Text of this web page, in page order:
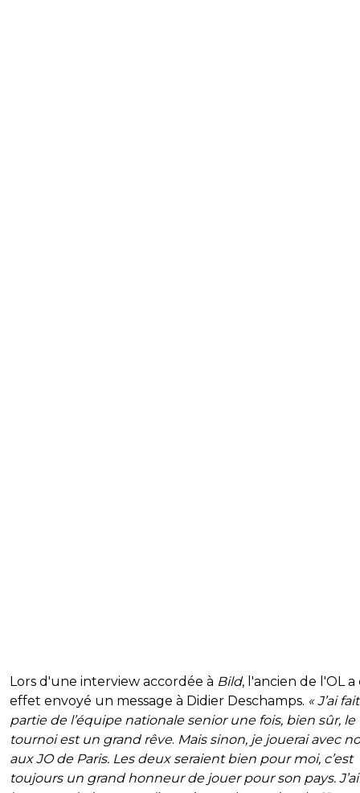
Lors d'une interview accordée à Bild, l'ancien de l'OL a
effet envoyé un message à Didier Deschamps. « J’ai fait
partie de l’équipe nationale senior une fois, bien sûr, le
tournoi est un grand rêve. Mais sinon, je jouerai avec
aux JO de Paris. Les deux seraient bien pour moi, c’est
toujours un grand honneur de jouer pour son pays.